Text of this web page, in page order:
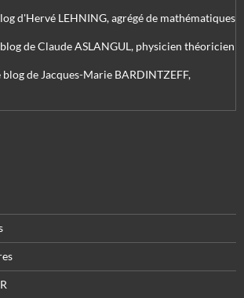
d'Hervé LEHNING, agrégé de mathématiques
de Claude ASLANGUL, physicien théoricien
de Jacques-Marie BARDINTZEFF,